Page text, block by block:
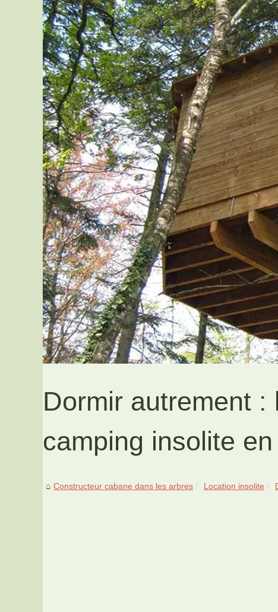
Dormir autrement
camping insolite
Constructeur cabane dans les arbres Location insolite